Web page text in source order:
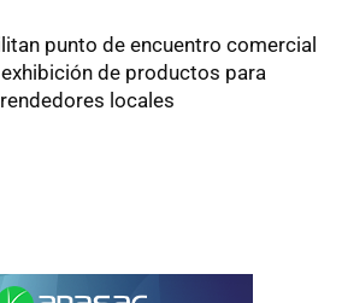
punto de encuentro comercial
de productos para
locales